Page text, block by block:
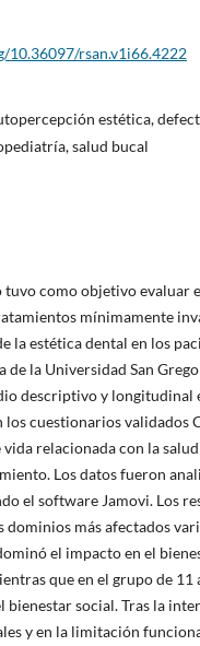
10.36097/rsan.v1i66.4222
estética,
salud bucal
tuvo como objetivo evaluar
mínimamente
la estética dental en los
la Universidad San
descriptivo y longitudinal
los cuestionarios validados
relacionada con la
Los datos fueron
el software Jamovi. Los
más afectados
el impacto en el
que en el grupo de 11
bienestar social. Tras la
y en la limitación